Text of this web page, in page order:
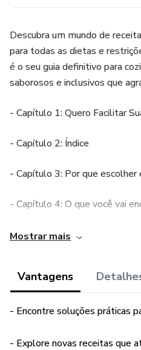
Descubra um mundo de
para todas as dietas e
é o seu guia definitivo para
saborosos e inclusivos que
- Capítulo 1: Quero Facilitar
- Capítulo 2: Índice
- Capítulo 3: Por que escolher
- Capítulo 4: O que você vai
- Capítulo 5: Receitas Rápidas
- Capítulo 7: Receitas Sem
Mostrar mais
Vantagens
- Encontre soluções práticas
- Explore novas receitas que